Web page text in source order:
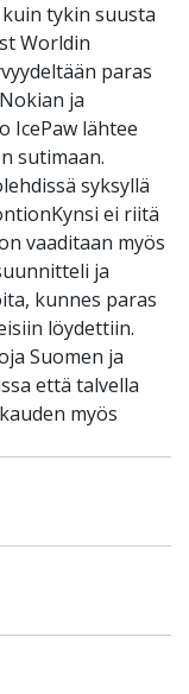
tykin suusta
Worldin
paras
ja
IcePaw lähtee
sutimaan.
syksyllä
ei riitä
vaaditaan myös
ja
kunnes paras
löydettiin.
Suomen ja
että talvella
myös